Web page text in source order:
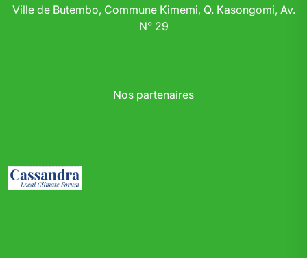
Ville de Butembo, Commune Kimemi, Q. Kasongomi, Av.
N° 29
Nos partenaires